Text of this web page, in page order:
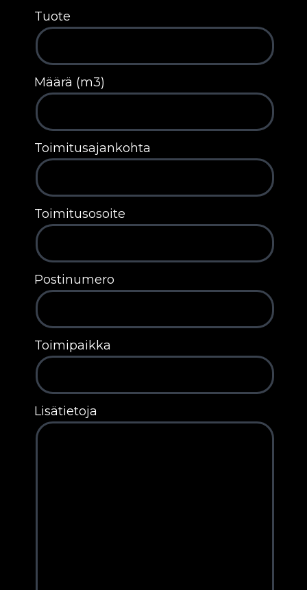
Tuote
Määrä (m3)
Toimitusajankohta
Toimitusosoite
Postinumero
Toimipaikka
Lisätietoja